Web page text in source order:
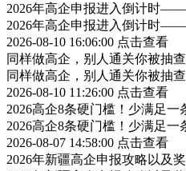
2026年高企申报进入倒计时
2026年高企申报进入倒计时
2026-08-10 16:06:00 点击查看
同样做高企，别人通关你被抽
同样做高企，别人通关你被抽
2026-08-10 11:26:00 点击查看
2026高企8条硬门槛！少满足
2026高企8条硬门槛！少满足
2026-08-07 14:58:00 点击查看
2026年新疆高企申报攻略以及